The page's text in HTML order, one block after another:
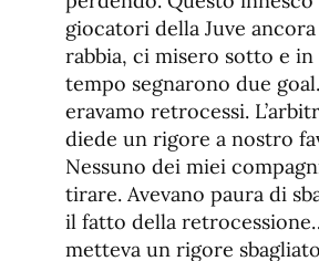
giocatori della Juve
rabbia, ci misero sotto e in
tempo segnarono due
eravamo retrocessi.
diede un rigore a nostro
Nessuno dei miei
tirare. Avevano paura di
il fatto della
metteva un rigore